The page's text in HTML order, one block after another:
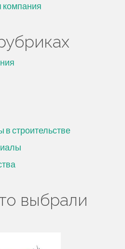
компания
строительстве
выбрали